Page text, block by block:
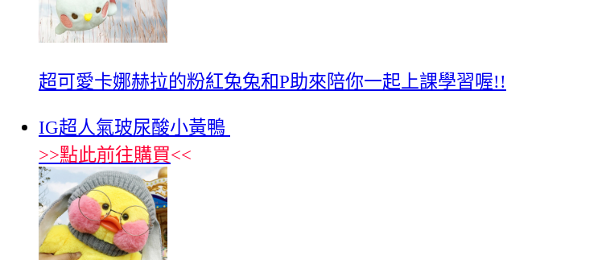
超可愛卡娜赫拉的粉紅兔兔和P助來陪你一起上課學習喔!!
IG超人氣玻尿酸小黃鴨
>>點此前往購買<<